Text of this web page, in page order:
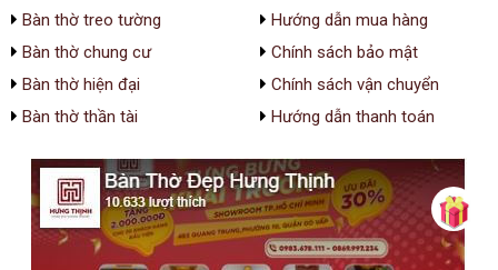
Bàn thờ treo tường
Bàn thờ chung cư
Bàn thờ hiện đại
Bàn thờ thần tài
Hướng dẫn mua hàng
Chính sách bảo mật
Chính sách vận chuyển
Hướng dẫn thanh toán